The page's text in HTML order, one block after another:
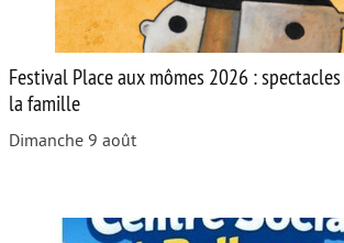
Festival Place aux mômes 2026 :
la famille
Dimanche 9 août